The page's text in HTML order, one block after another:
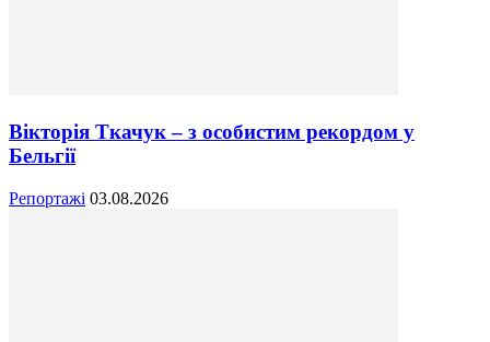
Вікторія Ткачук – з особистим рекордом у
Бельгії
Репортажі 03.08.2026